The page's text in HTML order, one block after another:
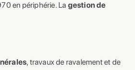
en périphérie. La gestion de
, travaux de ravalement et de